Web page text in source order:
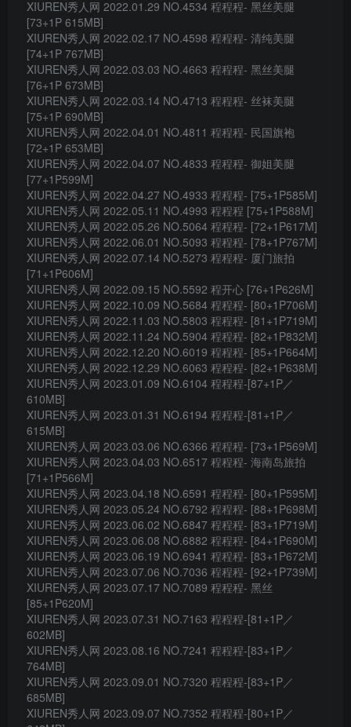
XIUREN秀人网 2022.01.29 NO.4534 程程程- 黑丝美腿
[73+1P 615MB]
XIUREN秀人网 2022.02.17 NO.4598 程程程- 清纯美腿
[74+1P 767MB]
XIUREN秀人网 2022.03.03 NO.4663 程程程- 黑丝美腿
[76+1P 673MB]
XIUREN秀人网 2022.03.14 NO.4713 程程程- 丝袜美腿
[75+1P 690MB]
XIUREN秀人网 2022.04.01 NO.4811 程程程- 民国旗袍
[72+1P 653MB]
XIUREN秀人网 2022.04.07 NO.4833 程程程- 御姐美腿
[77+1P599M]
XIUREN秀人网 2022.04.27 NO.4933 程程程- [75+1P585M]
XIUREN秀人网 2022.05.11 NO.4993 程程程 [75+1P588M]
XIUREN秀人网 2022.05.26 NO.5064 程程程- [72+1P617M]
XIUREN秀人网 2022.06.01 NO.5093 程程程- [78+1P767M]
XIUREN秀人网 2022.07.14 NO.5273 程程程- 厦门旅拍
[71+1P606M]
XIUREN秀人网 2022.09.15 NO.5592 程开心 [76+1P626M]
XIUREN秀人网 2022.10.09 NO.5684 程程程- [80+1P706M]
XIUREN秀人网 2022.11.03 NO.5803 程程程- [81+1P719M]
XIUREN秀人网 2022.11.24 NO.5904 程程程- [82+1P832M]
XIUREN秀人网 2022.12.20 NO.6019 程程程- [85+1P664M]
XIUREN秀人网 2022.12.29 NO.6063 程程程- [82+1P638M]
XIUREN秀人网 2023.01.09 NO.6104 程程程-[87+1P／
610MB]
XIUREN秀人网 2023.01.31 NO.6194 程程程-[81+1P／
615MB]
XIUREN秀人网 2023.03.06 NO.6366 程程程- [73+1P569M]
XIUREN秀人网 2023.04.03 NO.6517 程程程- 海南岛旅拍
[71+1P566M]
XIUREN秀人网 2023.04.18 NO.6591 程程程- [80+1P595M]
XIUREN秀人网 2023.05.24 NO.6792 程程程- [88+1P698M]
XIUREN秀人网 2023.06.02 NO.6847 程程程- [83+1P719M]
XIUREN秀人网 2023.06.08 NO.6882 程程程- [84+1P690M]
XIUREN秀人网 2023.06.19 NO.6941 程程程- [83+1P672M]
XIUREN秀人网 2023.07.06 NO.7036 程程程- [92+1P739M]
XIUREN秀人网 2023.07.17 NO.7089 程程程- 黑丝
[85+1P620M]
XIUREN秀人网 2023.07.31 NO.7163 程程程-[81+1P／
602MB]
XIUREN秀人网 2023.08.16 NO.7241 程程程-[83+1P／
764MB]
XIUREN秀人网 2023.09.01 NO.7320 程程程-[83+1P／
685MB]
XIUREN秀人网 2023.09.07 NO.7352 程程程-[80+1P／